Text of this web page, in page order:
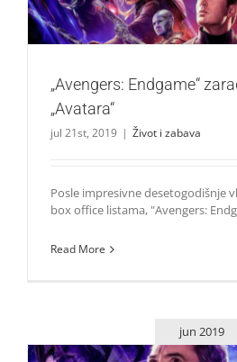
„Avengers: Endgame“
„Avatara“
jul 21st, 2019 | Život i zabava
Posle impresivne desetogodišnje
box office listama, "Avengers:
Read More
jun 2019